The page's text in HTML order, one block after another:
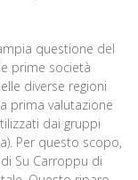
questione del
prime società
diverse regioni
prima valutazione
dai gruppi
Per questo scopo,
Su Carroppu di